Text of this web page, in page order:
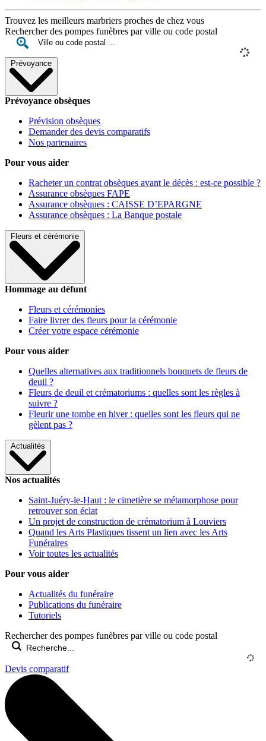
Trouvez les meilleurs marbriers proches de chez vous
Rechercher des pompes funèbres par ville ou code postal
Prévoyance
Prévoyance obsèques
Prévision obsèques
Demander des devis comparatifs
Nos partenaires
Pour vous aider
Racheter un contrat obsèques avant le décès : est-ce possible ?
Assurance obsèques FAPE
Assurance obsèques : CAISSE D’EPARGNE
Assurance obsèques : La Banque postale
Fleurs et cérémonie
Hommage au défunt
Fleurs et cérémonies
Faire livrer des fleurs pour la cérémonie
Créer votre espace cérémonie
Pour vous aider
Quelles alternatives aux traditionnels bouquets de fleurs de
deuil ?
Fleurs de deuil et crématoriums : quelles sont les règles à
suivre ?
Fleurir une tombe en hiver : quelles sont les fleurs qui ne
gèlent pas ?
Actualités
Nos actualités
Saint-Juéry-le-Haut : le cimetière se métamorphose pour
retrouver son éclat
Un projet de construction de crématorium à Louviers
Quand les Arts Plastiques tissent un lien avec les Arts
Funéraires
Voir toutes les actualités
Pour vous aider
Actualités du funéraire
Publications du funéraire
Tutoriels
Rechercher des pompes funèbres par ville ou code postal
Devis comparatif